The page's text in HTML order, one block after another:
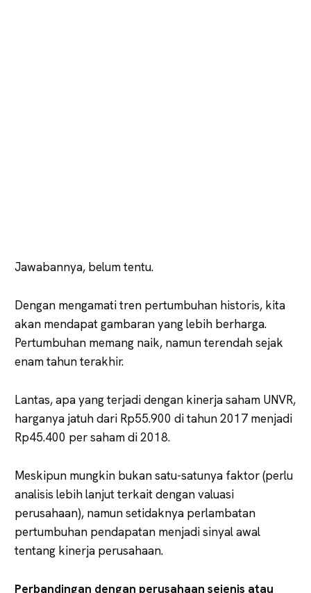
Jawabannya, belum tentu.
Dengan mengamati tren pertumbuhan historis, kita
akan mendapat gambaran yang lebih berharga.
Pertumbuhan memang naik, namun terendah sejak
enam tahun terakhir.
Lantas, apa yang terjadi dengan kinerja saham UNVR,
harganya jatuh dari Rp55.900 di tahun 2017 menjadi
Rp45.400 per saham di 2018.
Meskipun mungkin bukan satu-satunya faktor (perlu
analisis lebih lanjut terkait dengan valuasi
perusahaan), namun setidaknya perlambatan
pertumbuhan pendapatan menjadi sinyal awal
tentang kinerja perusahaan.
Perbandingan dengan perusahaan sejenis atau